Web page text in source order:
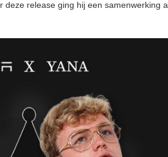
deze release ging hij een samenwerking